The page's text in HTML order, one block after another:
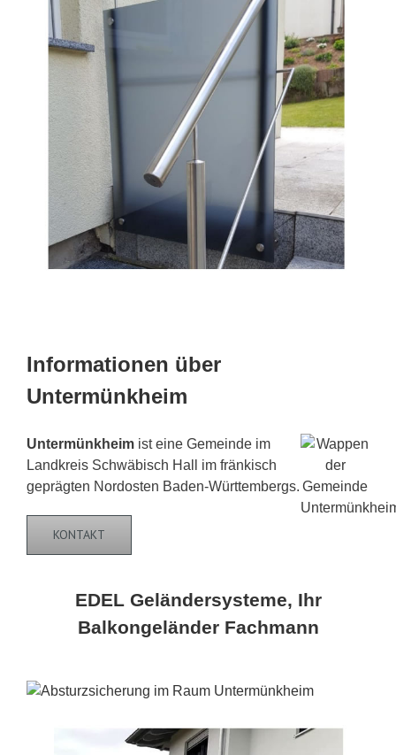
Informationen über
Untermünkheim
Untermünkheim ist eine Gemeinde im
Landkreis Schwäbisch Hall im fränkisch
geprägten Nordosten Baden-Württembergs.
KONTAKT
EDEL Geländersysteme, Ihr
Balkongeländer Fachmann